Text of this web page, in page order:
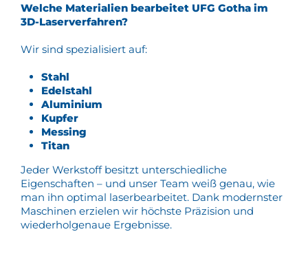
Welche Materialien bearbeitet UFG Gotha im
3D-Laserverfahren?
Wir sind spezialisiert auf:
Stahl
Edelstahl
Aluminium
Kupfer
Messing
Titan
Jeder Werkstoff besitzt unterschiedliche
Eigenschaften – und unser Team weiß genau, wie
man ihn optimal laserbearbeitet. Dank modernster
Maschinen erzielen wir höchste Präzision und
wiederholgenaue Ergebnisse.